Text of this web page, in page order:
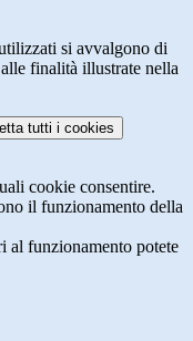
si avvalgono di
finalità illustrate nella
tutti i cookies
cookie consentire.
il funzionamento della
al funzionamento potete